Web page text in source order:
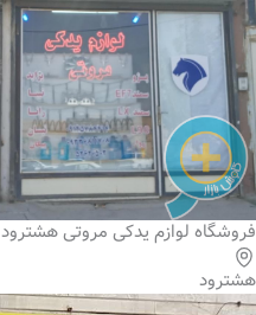
فروشگاه لوازم یدکی مروتی هشترود
هشترود